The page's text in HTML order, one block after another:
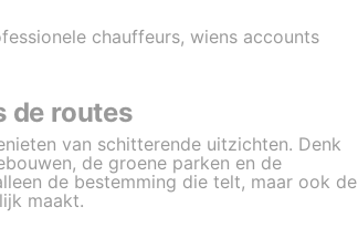
chauffeurs, wiens accounts
de routes
van schitterende uitzichten. Denk
de groene parken en de
de bestemming die telt, maar ook de
maakt.